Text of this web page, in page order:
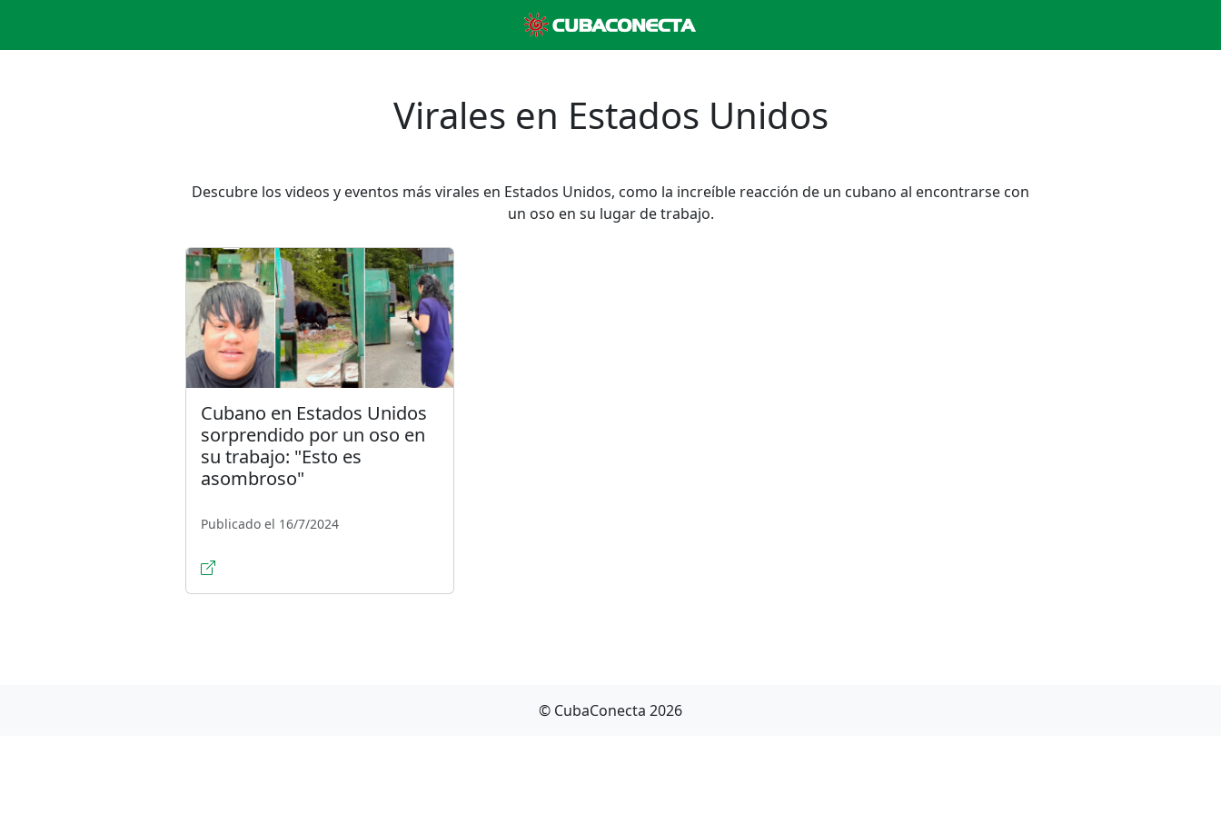
Virales en Estados Unidos
Descubre los videos y eventos más virales en Estados Unidos, como la increíble reacción de un cubano al encontrarse con
un oso en su lugar de trabajo.
Cubano en Estados Unidos
sorprendido por un oso en
su trabajo: "Esto es
asombroso"
Publicado el 16/7/2024
© CubaConecta 2026